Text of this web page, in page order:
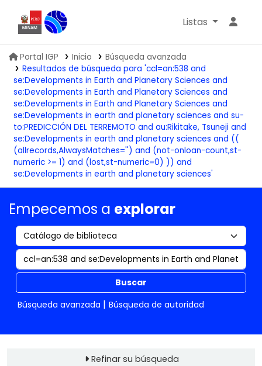
Biblioteca IGP
Listas
Portal IGP Inicio
Búsqueda avanzada
Resultados de búsqueda para 'ccl=an:538 and
se:Developments in Earth and Planetary Sciences and
se:Developments in Earth and Planetary Sciences and
se:Developments in Earth and Planetary Sciences and
se:Developments in earth and planetary sciences and su-
to:PREDICCIÓN DEL TERREMOTO and au:Rikitake, Tsuneji and
se:Developments in earth and planetary sciences and ((
(allrecords,AlwaysMatches='') and (not-onloan-count,st-
numeric >= 1) and (lost,st-numeric=0) )) and
se:Developments in earth and planetary sciences'
Empecemos a explorar
Buscar
Búsqueda avanzada
Búsqueda de autoridad
Refinar su búsqueda